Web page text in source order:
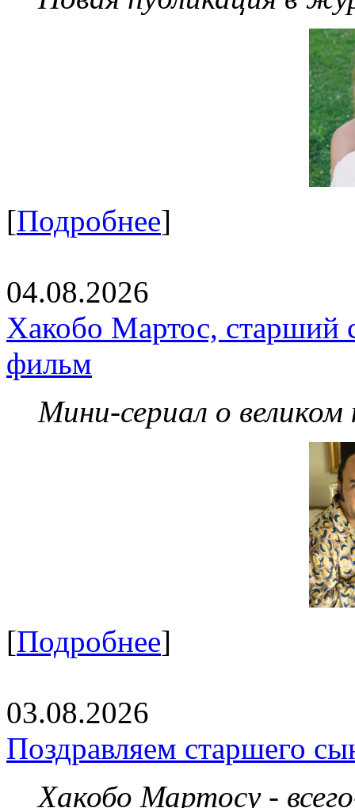
[Подробнее]
04.08.2026
Хакобо Мартос, старший
фильм
Мини-сериал о великом
[Подробнее]
03.08.2026
Поздравляем старшего
Хакобо Мартосу -